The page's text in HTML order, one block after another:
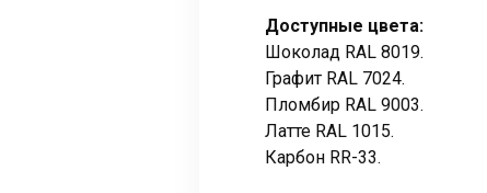
Доступные цвета:
Шоколад RAL 8019.
Графит RAL 7024.
Пломбир RAL 9003.
Латте RAL 1015.
Карбон RR-33.